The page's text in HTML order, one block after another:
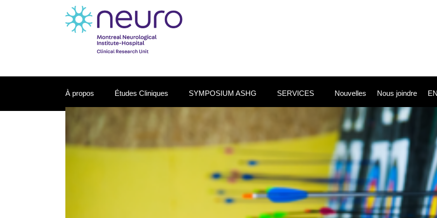
À propos Études Cliniques SYMPOSIUM ASHG SERVICES Nouvelles Nous joindre